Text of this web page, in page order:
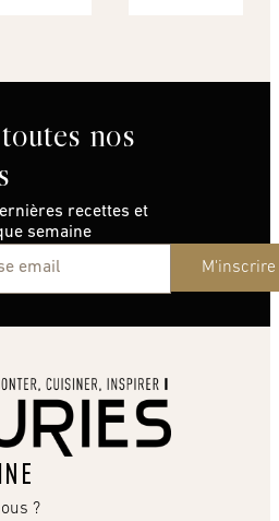
nos
recettes et
semaine
M'inscrire
?